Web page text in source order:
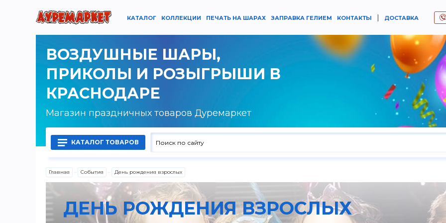
КАТАЛОГ КОЛЛЕКЦИИ ПЕЧАТЬ НА ШАРАХ ЗАПРАВКА ГЕЛИЕМ КОНТАКТЫ | ДОСТАВКА
ВОЗДУШНЫЕ ШАРЫ,
ПРИКОЛЫ И РОЗЫГРЫШИ В
КРАСНОДАРЕ
Магазин праздничных товаров Дуремаркет
КАТАЛОГ ТОВАРОВ
Воздушные шары латексные
Воздушные шары фольгированные
Гелий, оборудование и аксессуары
Главная События День рождения взрослых
ДЕНЬ РОЖДЕНИЯ ВЗРОСЛЫХ